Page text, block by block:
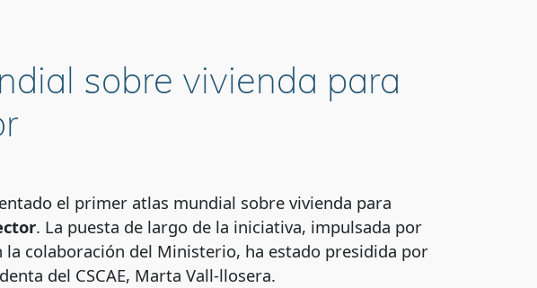
sobre vivienda para
el primer atlas mundial sobre vivienda para
. La puesta de largo de la iniciativa, impulsada por
la colaboración del Ministerio, ha estado presidida por
del CSCAE, Marta Vall-llosera.